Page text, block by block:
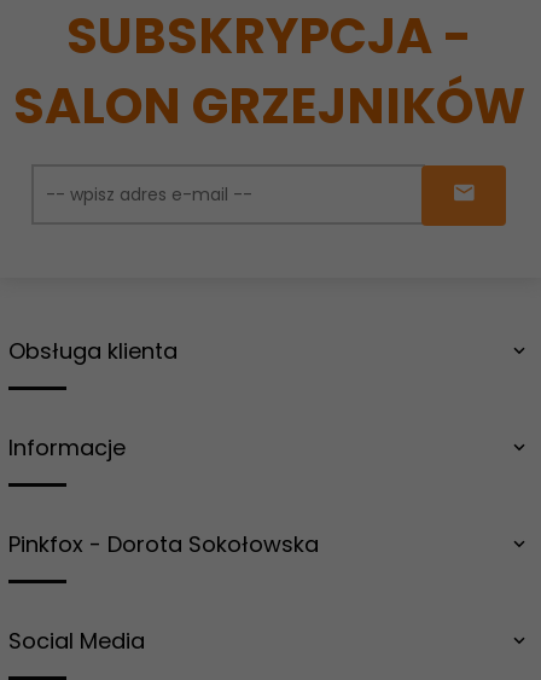
SUBSKRYPCJA -
SALON GRZEJNIKÓW
Obsługa klienta
Informacje
Pinkfox - Dorota Sokołowska
Social Media